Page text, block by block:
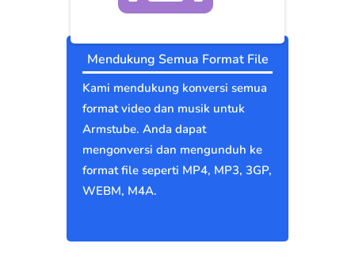
Mendukung Semua Format File
Kami mendukung konversi semua
format video dan musik untuk
Armstube. Anda dapat
mengonversi dan mengunduh ke
format file seperti MP4, MP3, 3GP,
WEBM, M4A.